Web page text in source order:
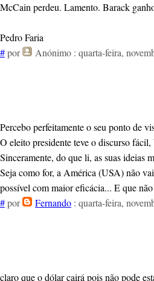
McCain perdeu. Lamento. Barack
Pedro Faria
#por Anónimo : quarta-feira,
Percebo perfeitamente o seu ponto de
O eleito presidente teve o discurso
Sinceramente, do que li, as suas ideias
Seja como for, a América (USA) não
possível com maior eficácia... E que
#por Fernando : quarta-feira,
claro que o dólar cairá pois não pode